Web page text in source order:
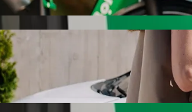
do İrşad Electronics
zahtjev ako tražiš najbolju cijenu za
vozilo za tebe.